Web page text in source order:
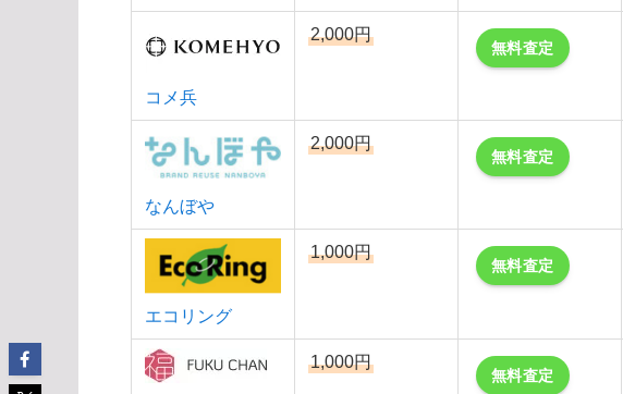
コメ兵
2,000円
無料査定
なんぼや
2,000円
無料査定
エコリング
1,000円
無料査定
1,000円
無料査定